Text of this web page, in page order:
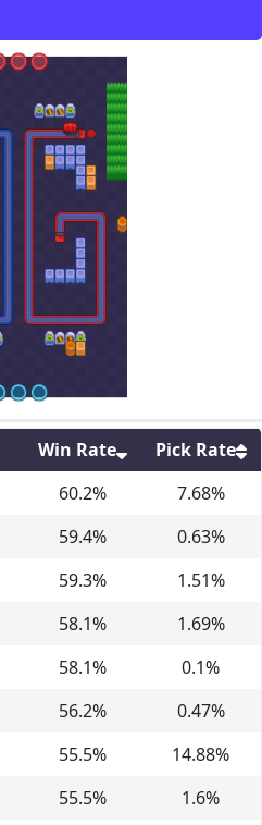
Win Rate
Pick Rate
60.2% 7.68%
59.4% 0.63%
59.3% 1.51%
58.1% 1.69%
58.1% 0.1%
56.2% 0.47%
55.5% 14.88%
55.5% 1.6%